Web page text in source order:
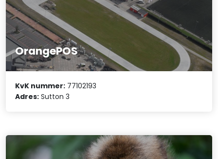
OrangePOS
KvK nummer: 77102193
Adres: Sutton 3